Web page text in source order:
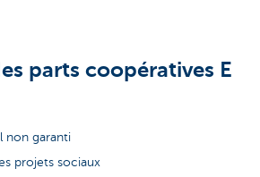
parts coopératives E
non garanti
projets sociaux